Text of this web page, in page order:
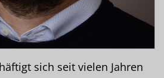
sich seit vielen Jahren